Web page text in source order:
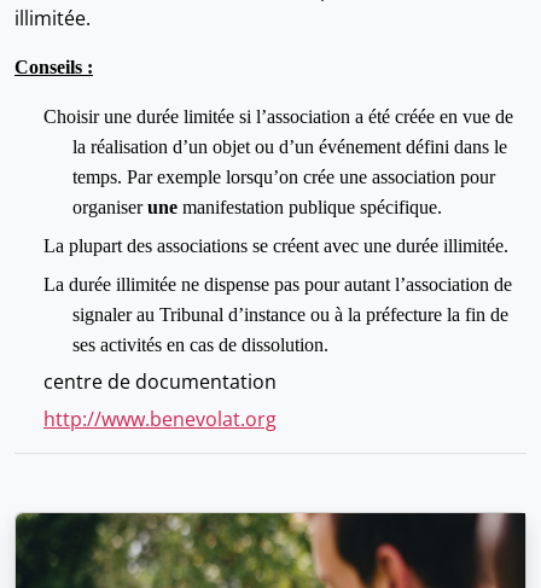
illimitée.
Conseils :
Choisir une durée limitée si l’association a été créée en vue de
la réalisation d’un objet ou d’un événement défini dans le
temps. Par exemple lorsqu’on crée une association pour
organiserune manifestation publique spécifique.
La plupart des associations se créent avec une durée illimitée.
La durée illimitée ne dispense pas pour autant l’association de
signaler au Tribunal d’instance ou à la préfecture la fin de
ses activités en cas de dissolution.
centre de documentation
http://www.benevolat.org